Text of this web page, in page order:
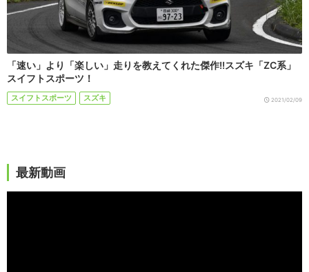
「速い」より「楽しい」走りを教えてくれた傑作!!スズキ「ZC系」
スイフトスポーツ！
スイフトスポーツ スズキ 2021/02/09
最新動画